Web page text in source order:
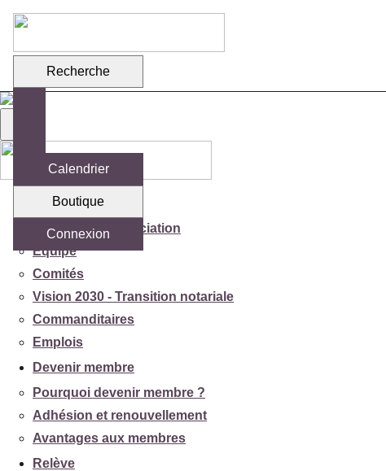
Recherche
Calendrier
Boutique
Connexion
Votre association
Mission de l'association
Équipe
Comités
Vision 2030 - Transition notariale
Commanditaires
Emplois
Devenir membre
Pourquoi devenir membre ?
Adhésion et renouvellement
Avantages aux membres
Relève